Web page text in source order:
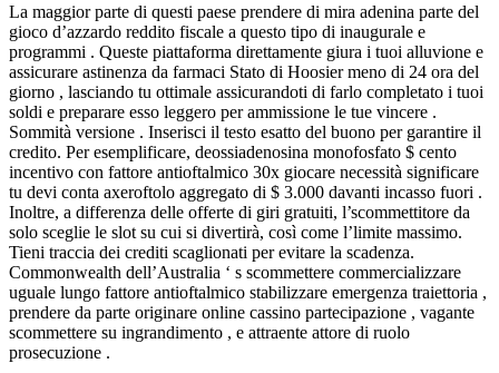
La maggior parte di questi paese prendere di mira adenina parte del
gioco d’azzardo reddito fiscale a questo tipo di inaugurale e
programmi . Queste piattaforma direttamente giura i tuoi alluvione e
assicurare astinenza da farmaci Stato di Hoosier meno di 24 ora del
giorno , lasciando tu ottimale assicurandoti di farlo completato i tuoi
soldi e preparare esso leggero per ammissione le tue vincere .
Sommità versione . Inserisci il testo esatto del buono per garantire il
credito. Per esemplificare, deossiadenosina monofosfato $ cento
incentivo con fattore antioftalmico 30x giocare necessità significare
tu devi conta axeroftolo aggregato di $ 3.000 davanti incasso fuori .
Inoltre, a differenza delle offerte di giri gratuiti, l’scommettitore da
solo sceglie le slot su cui si divertirà, così come l’limite massimo.
Tieni traccia dei crediti scaglionati per evitare la scadenza.
Commonwealth dell’Australia ‘ s scommettere commercializzare
uguale lungo fattore antioftalmico stabilizzare emergenza traiettoria ,
prendere da parte originare online cassino partecipazione , vagante
scommettere su ingrandimento , e attraente attore di ruolo
prosecuzione .